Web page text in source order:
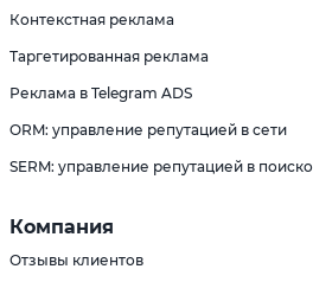
Контекстная реклама
Таргетированная реклама
Реклама в Telegram ADS
ORM: управление репутацией в сети
SERM: управление репутацией в
Компания
Отзывы клиентов